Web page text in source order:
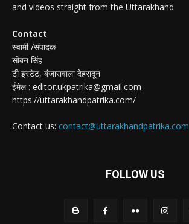
and videos straight from the Uttarakhand
Contact
स्वामी /संपादक
सोबन सिंह
टी इस्टेट, बंजारावाला देहरादून
ईमेल : editor.ukpatrika@gmail.com
https://uttarakhandpatrika.com/
Contact us: contact@uttarakhandpatrika.com
FOLLOW US